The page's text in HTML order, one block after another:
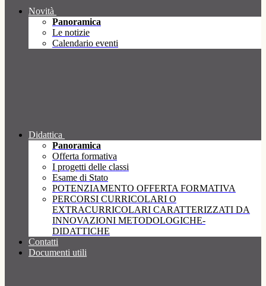
Novità
Panoramica
Le notizie
Calendario eventi
Didattica
Panoramica
Offerta formativa
I progetti delle classi
Esame di Stato
POTENZIAMENTO OFFERTA FORMATIVA
PERCORSI CURRICOLARI O
EXTRACURRICOLARI CARATTERIZZATI DA
INNOVAZIONI METODOLOGICHE-
DIDATTICHE
Contatti
Documenti utili